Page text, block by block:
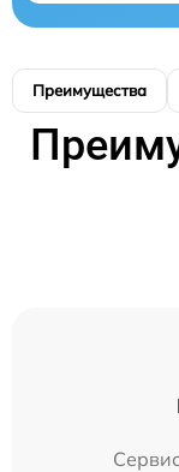
Преимущества